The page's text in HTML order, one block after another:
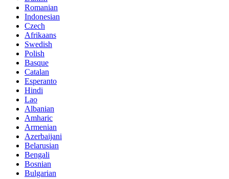
Romanian
Indonesian
Czech
Afrikaans
Swedish
Polish
Basque
Catalan
Esperanto
Hindi
Lao
Albanian
Amharic
Armenian
Azerbaijani
Belarusian
Bengali
Bosnian
Bulgarian